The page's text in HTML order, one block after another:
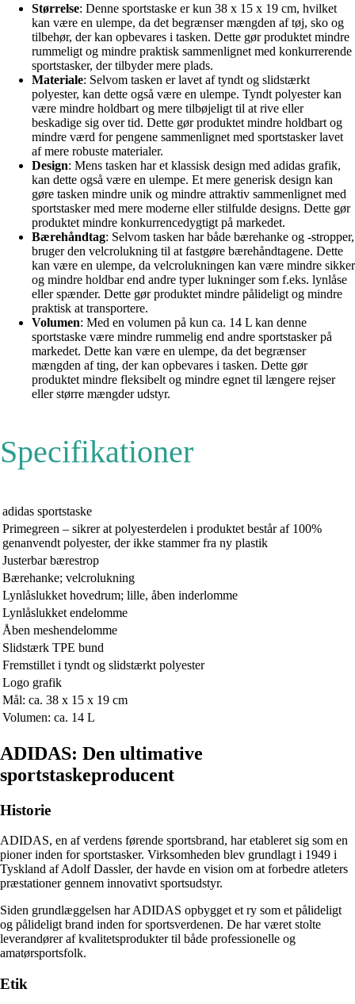
Størrelse: Denne sportstaske er kun 38 x 15 x 19 cm, hvilket
kan være en ulempe, da det begrænser mængden af tøj, sko og
tilbehør, der kan opbevares i tasken. Dette gør produktet mindre
rummeligt og mindre praktisk sammenlignet med konkurrerende
sportstasker, der tilbyder mere plads.
Materiale: Selvom tasken er lavet af tyndt og slidstærkt
polyester, kan dette også være en ulempe. Tyndt polyester kan
være mindre holdbart og mere tilbøjeligt til at rive eller
beskadige sig over tid. Dette gør produktet mindre holdbart og
mindre værd for pengene sammenlignet med sportstasker lavet
af mere robuste materialer.
Design: Mens tasken har et klassisk design med adidas grafik,
kan dette også være en ulempe. Et mere generisk design kan
gøre tasken mindre unik og mindre attraktiv sammenlignet med
sportstasker med mere moderne eller stilfulde designs. Dette gør
produktet mindre konkurrencedygtigt på markedet.
Bærehåndtag: Selvom tasken har både bærehanke og -stropper,
bruger den velcrolukning til at fastgøre bærehåndtagene. Dette
kan være en ulempe, da velcrolukningen kan være mindre sikker
og mindre holdbar end andre typer lukninger som f.eks. lynlåse
eller spænder. Dette gør produktet mindre pålideligt og mindre
praktisk at transportere.
Volumen: Med en volumen på kun ca. 14 L kan denne
sportstaske være mindre rummelig end andre sportstasker på
markedet. Dette kan være en ulempe, da det begrænser
mængden af ting, der kan opbevares i tasken. Dette gør
produktet mindre fleksibelt og mindre egnet til længere rejser
eller større mængder udstyr.
Specifikationer
adidas sportstaske
Primegreen – sikrer at polyesterdelen i produktet består af 100%
genanvendt polyester, der ikke stammer fra ny plastik
Justerbar bærestrop
Bærehanke; velcrolukning
Lynlåslukket hovedrum; lille, åben inderlomme
Lynlåslukket endelomme
Åben meshendelomme
Slidstærk TPE bund
Fremstillet i tyndt og slidstærkt polyester
Logo grafik
Mål: ca. 38 x 15 x 19 cm
Volumen: ca. 14 L
ADIDAS: Den ultimative
sportstaskeproducent
Historie
ADIDAS, en af verdens førende sportsbrand, har etableret sig som en
pioner inden for sportstasker. Virksomheden blev grundlagt i 1949 i
Tyskland af Adolf Dassler, der havde en vision om at forbedre atleters
præstationer gennem innovativt sportsudstyr.
Siden grundlæggelsen har ADIDAS opbygget et ry som et pålideligt
og pålideligt brand inden for sportsverdenen. De har været stolte
leverandører af kvalitetsprodukter til både professionelle og
amatørsportsfolk.
Etik